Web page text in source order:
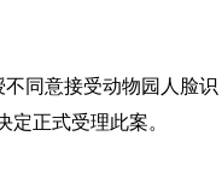
同意接受动物园人脸识
正式受理此案。